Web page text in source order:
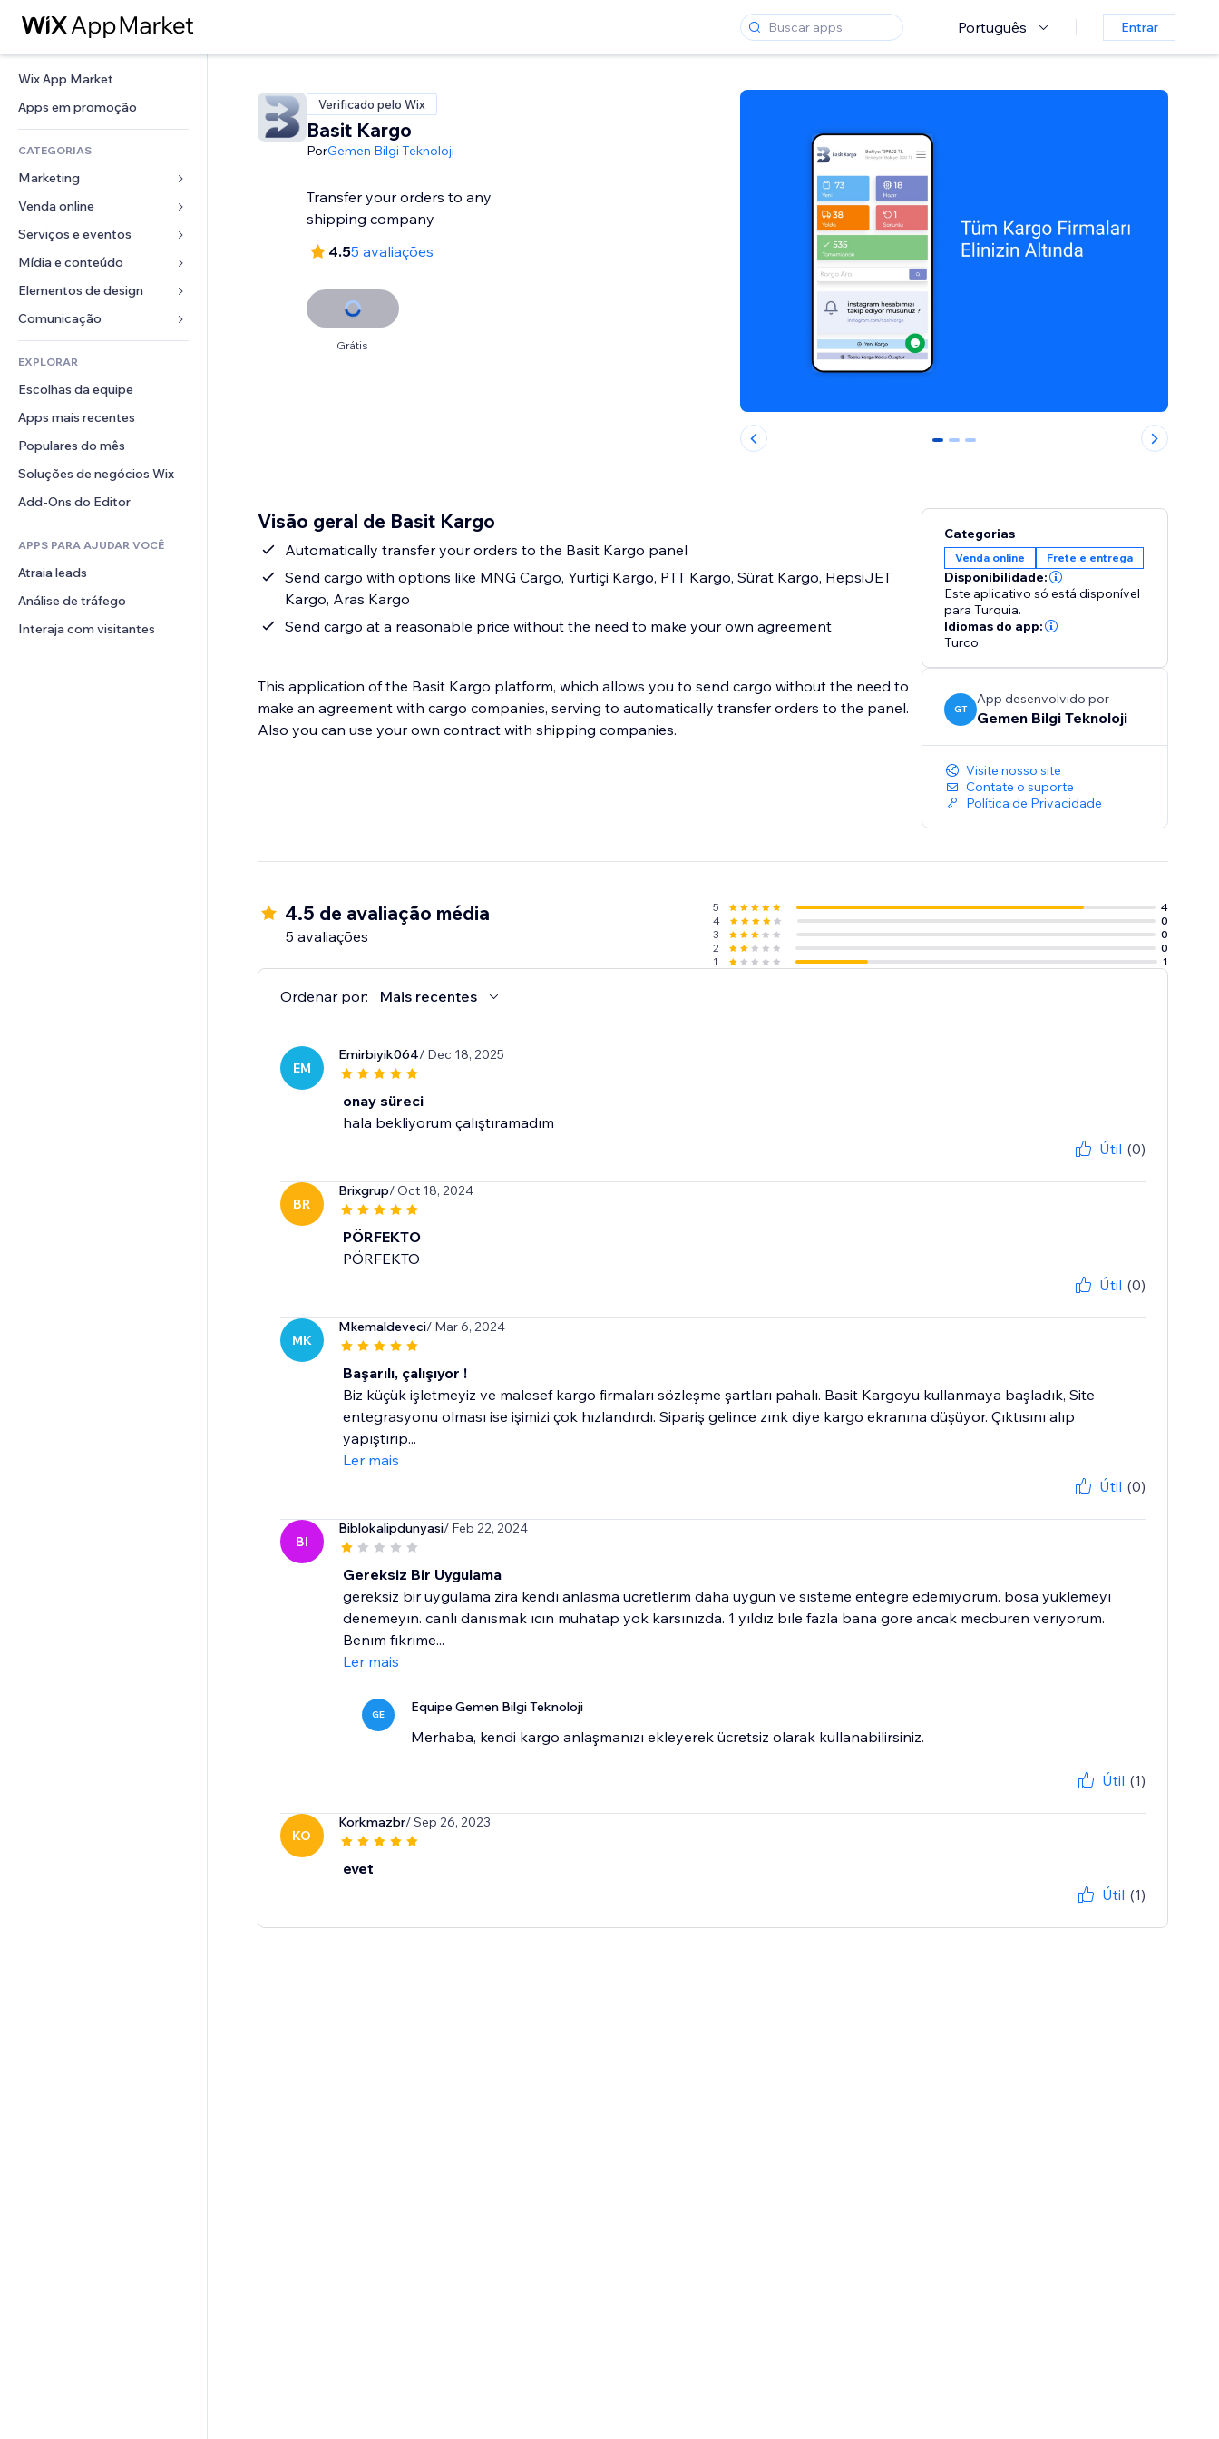
Português Entrar
Wix App Market
Apps em promoção
CATEGORIAS
Marketing
Anúncios
Mobile
Análises
Listas do site
Email
Venda online
Apps para lojas
Frete e entrega
Botões de venda
Contabilidade
Cupons e fidelidade
Soluções de armazenamento
Serviços e eventos
Hotéis
Eventos
Restaurantes
Imobiliária
Meus agendamentos
Mídia e conteúdo
Galeria
Músicas
Podcasts
Fotografia
Vídeo
PDF
Compartilhamento de arquivos
Notícias
Elementos de design
Mapas e navegação
Privacidade e segurança
Relógio
Templates de página
Efeitos de imagem
Botões e menus
Banners e selos
Calculadoras
Busca
Previsão do tempo
Tabelas e gráficos
Formulários
Enquetes
Chat
Comentários
Telefone
Comunidade
Avaliações e depoimentos
CRM
EXPLORAR
Escolhas da equipe
Apps mais recentes
Populares do mês
Soluções de negócios Wix
Add-Ons do Editor
APPS PARA AJUDAR VOCÊ
Atraia leads
Análise de tráfego
Interaja com visitantes
Verificado pelo Wix
Basit Kargo
PorGemen Bilgi Teknoloji
Transfer your orders to any
shipping company
4.55 avaliações
Grátis
0 1 2
Visão geral de Basit Kargo
Automatically transfer your orders to the Basit Kargo panel
Send cargo with options like MNG Cargo, Yurtiçi Kargo, PTT Kargo, Sürat Kargo, HepsiJET
Kargo, Aras Kargo
Send cargo at a reasonable price without the need to make your own agreement
This application of the Basit Kargo platform, which allows you to send cargo without the need to
make an agreement with cargo companies, serving to automatically transfer orders to the panel.
Also you can use your own contract with shipping companies.
Categorias
Venda online Frete e entrega
Disponibilidade:
Este aplicativo só está disponível
para Turquia.
Idiomas do app:
Turco
GT
App desenvolvido por
Gemen Bilgi Teknoloji
Visite nosso site
Contate o suporte
Política de Privacidade
4.5 de avaliação média
5 avaliações
5
4
4
0
3
0
2
0
1
1
Ordenar por: Mais recentes
EM
Emirbiyik064/ Dec 18, 2025
onay süreci
hala bekliyorum çalıştıramadım
Útil (0)
BR
Brixgrup/ Oct 18, 2024
PÖRFEKTO
PÖRFEKTO
Útil (0)
MK
Mkemaldeveci/ Mar 6, 2024
Başarılı, çalışıyor !
Biz küçük işletmeyiz ve malesef kargo firmaları sözleşme şartları pahalı. Basit Kargoyu kullanmaya başladık, Site
entegrasyonu olması ise işimizi çok hızlandırdı. Sipariş gelince zınk diye kargo ekranına düşüyor. Çıktısını alıp
yapıştırıp...
Ler mais
Útil (0)
BI
Biblokalipdunyasi/ Feb 22, 2024
Gereksiz Bir Uygulama
gereksiz bir uygulama zira kendı anlasma ucretlerım daha uygun ve sısteme entegre edemıyorum. bosa yuklemeyı
denemeyın. canlı danısmak ıcın muhatap yok karsınızda. 1 yıldız bıle fazla bana gore ancak mecburen verıyorum.
Benım fıkrıme...
Ler mais
GE Equipe Gemen Bilgi Teknoloji
Merhaba, kendi kargo anlaşmanızı ekleyerek ücretsiz olarak kullanabilirsiniz.
Útil (1)
KO
Korkmazbr/ Sep 26, 2023
evet
Útil (1)